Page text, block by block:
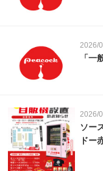
2026/
「一
2026/
ソー
ドー